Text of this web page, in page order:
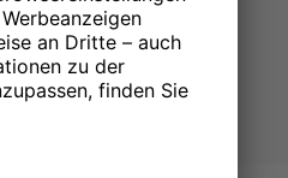
19.12.23